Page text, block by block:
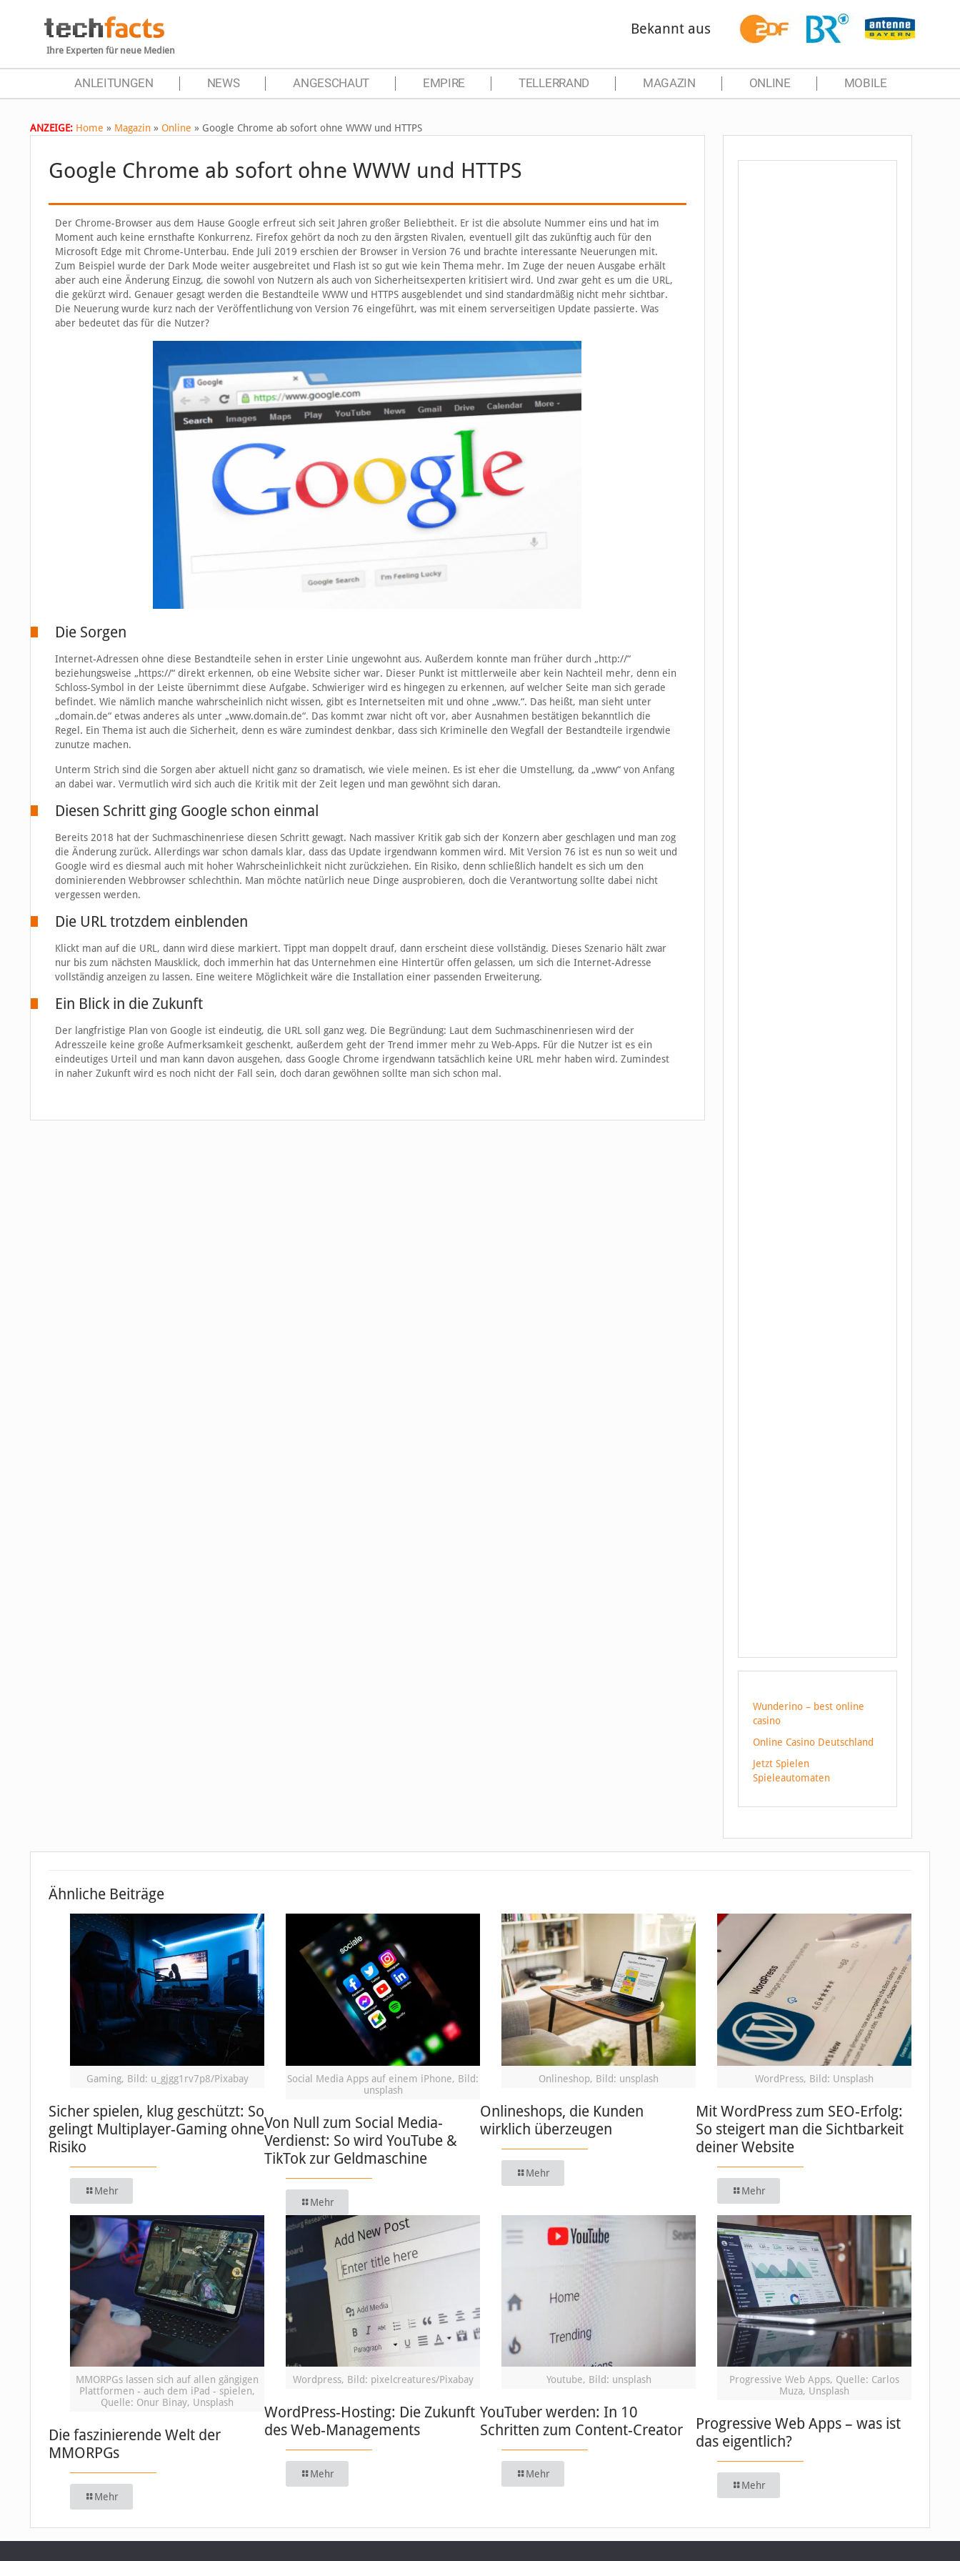
Ihre Experten für neue Medien
Bekannt aus
ANLEITUNGEN NEWS ANGESCHAUT EMPIRE TELLERRAND MAGAZIN ONLINE MOBILE
ANZEIGE: Home » Magazin » Online » Google Chrome ab sofort ohne WWW und HTTPS
Google Chrome ab sofort ohne WWW und HTTPS
Der Chrome-Browser aus dem Hause Google erfreut sich seit Jahren großer Beliebtheit. Er ist die absolute Nummer eins und hat im
Moment auch keine ernsthafte Konkurrenz. Firefox gehört da noch zu den ärgsten Rivalen, eventuell gilt das zukünftig auch für den
Microsoft Edge mit Chrome-Unterbau. Ende Juli 2019 erschien der Browser in Version 76 und brachte interessante Neuerungen mit.
Zum Beispiel wurde der Dark Mode weiter ausgebreitet und Flash ist so gut wie kein Thema mehr. Im Zuge der neuen Ausgabe erhält
aber auch eine Änderung Einzug, die sowohl von Nutzern als auch von Sicherheitsexperten kritisiert wird. Und zwar geht es um die URL,
die gekürzt wird. Genauer gesagt werden die Bestandteile WWW und HTTPS ausgeblendet und sind standardmäßig nicht mehr sichtbar.
Die Neuerung wurde kurz nach der Veröffentlichung von Version 76 eingeführt, was mit einem serverseitigen Update passierte. Was
aber bedeutet das für die Nutzer?
Die Sorgen
Internet-Adressen ohne diese Bestandteile sehen in erster Linie ungewohnt aus. Außerdem konnte man früher durch „http://“
beziehungsweise „https://“ direkt erkennen, ob eine Website sicher war. Dieser Punkt ist mittlerweile aber kein Nachteil mehr, denn ein
Schloss-Symbol in der Leiste übernimmt diese Aufgabe. Schwieriger wird es hingegen zu erkennen, auf welcher Seite man sich gerade
befindet. Wie nämlich manche wahrscheinlich nicht wissen, gibt es Internetseiten mit und ohne „www.“. Das heißt, man sieht unter
„domain.de“ etwas anderes als unter „www.domain.de“. Das kommt zwar nicht oft vor, aber Ausnahmen bestätigen bekanntlich die
Regel. Ein Thema ist auch die Sicherheit, denn es wäre zumindest denkbar, dass sich Kriminelle den Wegfall der Bestandteile irgendwie
zunutze machen.
Unterm Strich sind die Sorgen aber aktuell nicht ganz so dramatisch, wie viele meinen. Es ist eher die Umstellung, da „www“ von Anfang
an dabei war. Vermutlich wird sich auch die Kritik mit der Zeit legen und man gewöhnt sich daran.
Diesen Schritt ging Google schon einmal
Bereits 2018 hat der Suchmaschinenriese diesen Schritt gewagt. Nach massiver Kritik gab sich der Konzern aber geschlagen und man zog
die Änderung zurück. Allerdings war schon damals klar, dass das Update irgendwann kommen wird. Mit Version 76 ist es nun so weit und
Google wird es diesmal auch mit hoher Wahrscheinlichkeit nicht zurückziehen. Ein Risiko, denn schließlich handelt es sich um den
dominierenden Webbrowser schlechthin. Man möchte natürlich neue Dinge ausprobieren, doch die Verantwortung sollte dabei nicht
vergessen werden.
Die URL trotzdem einblenden
Klickt man auf die URL, dann wird diese markiert. Tippt man doppelt drauf, dann erscheint diese vollständig. Dieses Szenario hält zwar
nur bis zum nächsten Mausklick, doch immerhin hat das Unternehmen eine Hintertür offen gelassen, um sich die Internet-Adresse
vollständig anzeigen zu lassen. Eine weitere Möglichkeit wäre die Installation einer passenden Erweiterung.
Ein Blick in die Zukunft
Der langfristige Plan von Google ist eindeutig, die URL soll ganz weg. Die Begründung: Laut dem Suchmaschinenriesen wird der
Adresszeile keine große Aufmerksamkeit geschenkt, außerdem geht der Trend immer mehr zu Web-Apps. Für die Nutzer ist es ein
eindeutiges Urteil und man kann davon ausgehen, dass Google Chrome irgendwann tatsächlich keine URL mehr haben wird. Zumindest
in naher Zukunft wird es noch nicht der Fall sein, doch daran gewöhnen sollte man sich schon mal.
Wunderino – best online
casino
Online Casino Deutschland
Jetzt Spielen
Spieleautomaten
Ähnliche Beiträge
Gaming, Bild: u_gjgg1rv7p8/Pixabay
Sicher spielen, klug geschützt: So
gelingt Multiplayer-Gaming ohne
Risiko
Mehr
Social Media Apps auf einem iPhone, Bild:
unsplash
Von Null zum Social Media-
Verdienst: So wird YouTube &
TikTok zur Geldmaschine
Mehr
Onlineshop, Bild: unsplash
Onlineshops, die Kunden
wirklich überzeugen
Mehr
WordPress, Bild: Unsplash
Mit WordPress zum SEO-Erfolg:
So steigert man die Sichtbarkeit
deiner Website
Mehr
MMORPGs lassen sich auf allen gängigen
Plattformen - auch dem iPad - spielen,
Quelle: Onur Binay, Unsplash
Die faszinierende Welt der
MMORPGs
Mehr
Wordpress, Bild: pixelcreatures/Pixabay
WordPress-Hosting: Die Zukunft
des Web-Managements
Mehr
Youtube, Bild: unsplash
YouTuber werden: In 10
Schritten zum Content-Creator
Mehr
Progressive Web Apps, Quelle: Carlos
Muza, Unsplash
Progressive Web Apps – was ist
das eigentlich?
Mehr